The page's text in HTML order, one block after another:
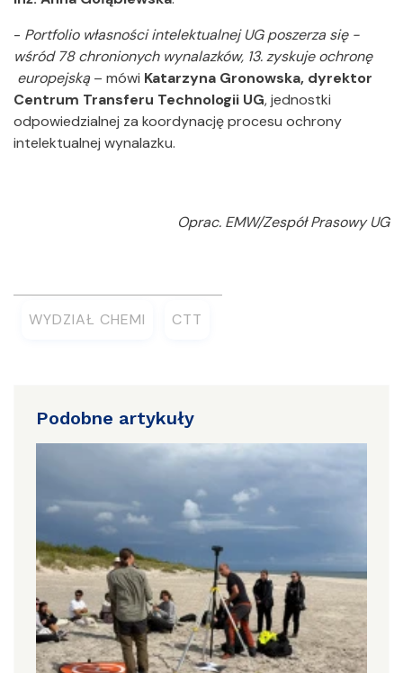
- Portfolio własności intelektualnej UG poszerza się -
wśród 78 chronionych wynalazków, 13. zyskuje ochronę
europejską – mówi Katarzyna Gronowska, dyrektor
Centrum Transferu Technologii UG, jednostki
odpowiedzialnej za koordynację procesu ochrony
intelektualnej wynalazku.
Oprac. EMW/Zespół Prasowy UG
WYDZIAŁ CHEMI CTT
Podobne artykuły